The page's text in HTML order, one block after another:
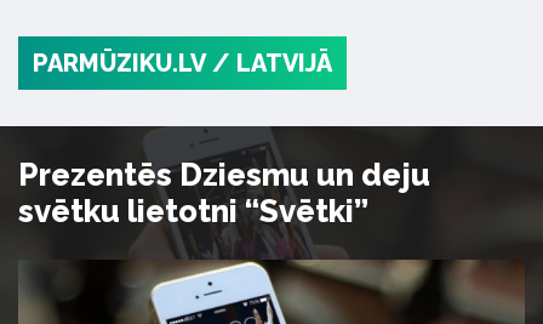
PARMŪZIKU.LV / LATVIJĀ
Prezentēs Dziesmu un deju
svētku lietotni “Svētki”